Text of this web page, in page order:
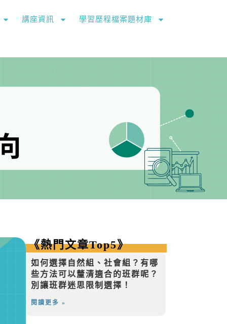
講座資訊 學習歷程檔案題材庫
《熱門文章Top5》
如何選擇自然組、社會組？有哪
些方法可以釐清適合的班群呢？
別讓班群迷思限制選擇！
閱讀更多 »